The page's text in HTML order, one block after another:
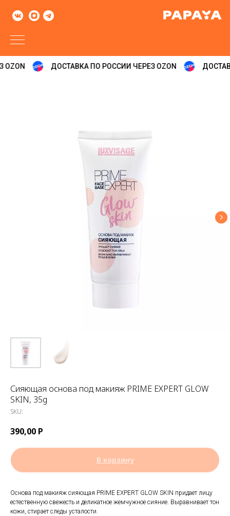
ДОСТАВКА ПО РОССИИ ЧЕРЕЗ OZON
Сияющая основа под макияж PRIME EXPERT GLOW
SKIN, 35g
SKU:
390,00 Р
В корзину
Основа под макияж сияющая PRIME EXPERT GLOW SKIN придает лицу
естественную свежесть и деликатное жемчужное сияние. Выравнивает тон
кожи, стирает следы усталости.